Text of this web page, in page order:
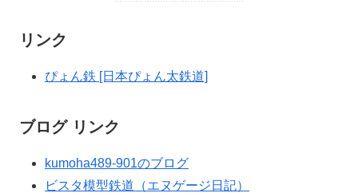
リンク
ぴょん鉄 [日本ぴょん太鉄道]
ブログ リンク
kumoha489-901のブログ
ビスタ模型鉄道（エヌゲージ日記）